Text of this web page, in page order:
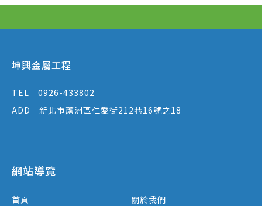
坤興金屬工程
TEL
0926-433802
ADD
新北市蘆洲區仁愛街212巷16號之18
網站導覽
首頁
關於我們